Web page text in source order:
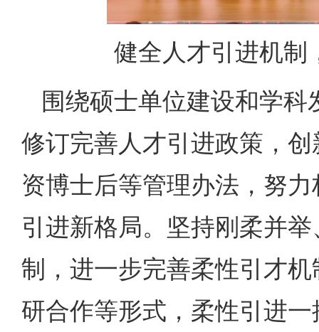
健全人才引进机制
围绕硕士单位建设和学
修订完善人才引进政策，
资博士后等管理办法，努
引进新格局。坚持刚柔并
制，进一步完善柔性引才
研合作等形式，柔性引进